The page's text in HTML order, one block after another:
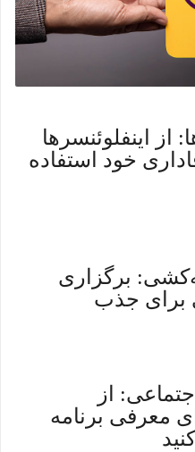
از اینفلوئنسرها
خود استفاده
برگزاری
برای جذب
از
معرفی برنامه